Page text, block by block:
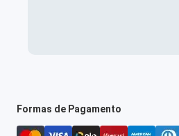
Formas de Pagamento